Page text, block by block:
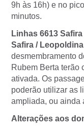
9h às 16h) e no
minutos.
Linhas 6613
Safira /
desmembramento
Rubem Berta terão
ativada. Os
poderão utilizar as
ampliada, ou ainda
Alterações aos